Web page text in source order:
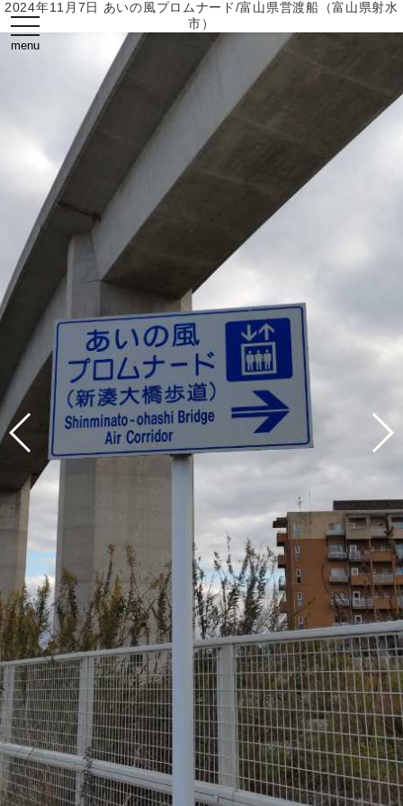
2024年11月7日 あいの風プロムナード/富山県営渡船（富山県射水
市）
toggle
navigation
menu